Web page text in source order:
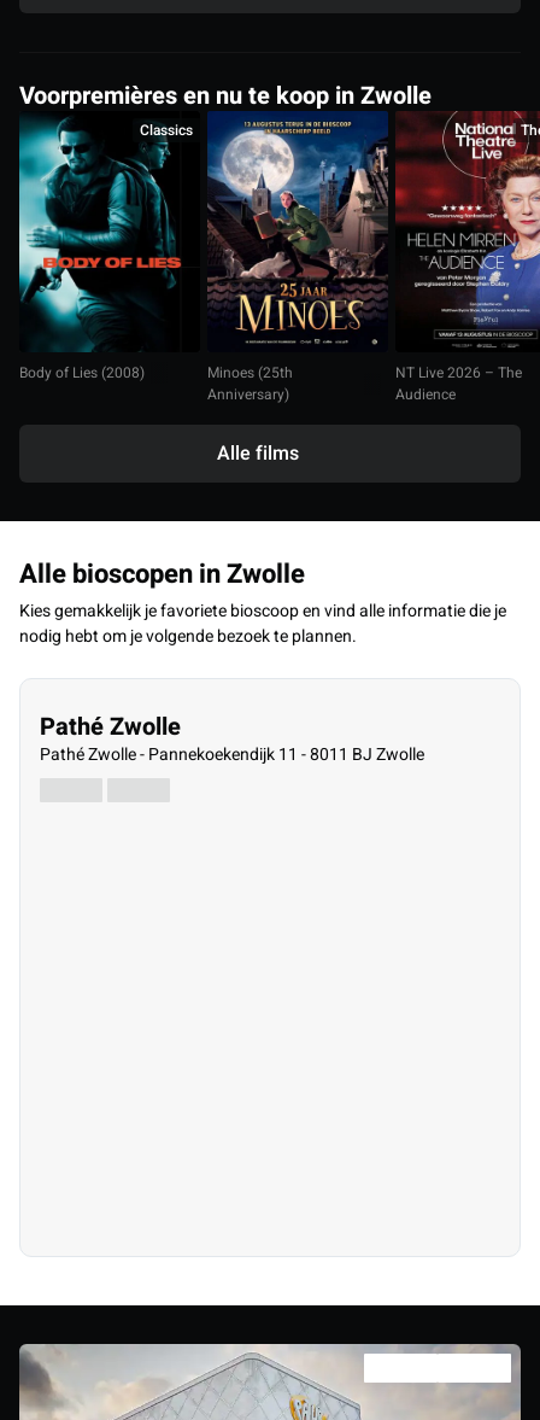
Voorpremières en nu te koop in Zwolle
Body of Lies (2008)
Classics
Minoes (25th
Anniversary)
NT Live 2026 – The
Audience
Alle films
Alle bioscopen in Zwolle
Kies gemakkelijk je favoriete bioscoop en vind alle informatie die je
nodig hebt om je volgende bezoek te plannen.
Pathé Zwolle
Pathé Zwolle - Pannekoekendijk 11 - 8011 BJ Zwolle